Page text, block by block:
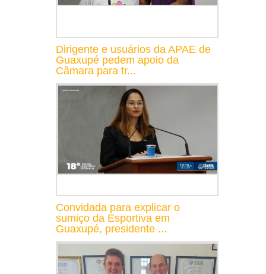
Dirigente e usuários da APAE de
Guaxupé pedem apoio da
Câmara para tr...
Convidada para explicar o
sumiço da Esportiva em
Guaxupé, presidente ...